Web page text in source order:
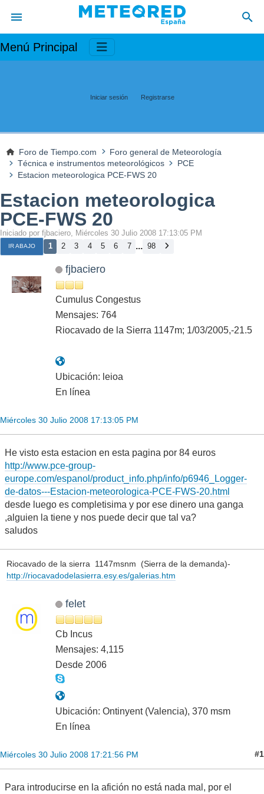
Menú Principal
Iniciar sesión Registrarse
Foro de Tiempo.com
Foro general de Meteorología
Técnica e instrumentos meteorológicos
PCE
Estacion meteorologica PCE-FWS 20
Estacion meteorologica
PCE-FWS 20
Iniciado por fjbaciero, Miércoles 30 Julio 2008 17:13:05 PM
IR ABAJO 1 2 3 4 5 6 7 ... 98
fjbaciero
Cumulus Congestus
Mensajes: 764
Riocavado de la Sierra 1147m; 1/03/2005,-21.5
Ubicación: leioa
En línea
Miércoles 30 Julio 2008 17:13:05 PM
He visto esta estacion en esta pagina por 84 euros
http://www.pce-group-
europe.com/espanol/product_info.php/info/p6946_Logger-
de-datos---Estacion-meteorologica-PCE-FWS-20.html
desde luego es completisima y por ese dinero una ganga
,alguien la tiene y nos puede decir que tal va?
saludos
Riocavado de la sierra 1147msnm (Sierra de la demanda)-
http://riocavadodelasierra.esy.es/galerias.htm
felet
Cb Incus
Mensajes: 4,115
Desde 2006
Ubicación: Ontinyent (Valencia), 370 msm
En línea
Miércoles 30 Julio 2008 17:21:56 PM #1
Para introducirse en la afición no está nada mal, por el